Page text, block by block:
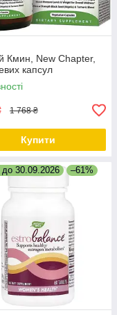
Кмин, New Chapter,
капсул
1 768 ₴
Купити
до 30.09.2026 –61%